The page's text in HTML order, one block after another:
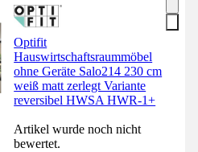
Optifit
Hauswirtschaftsraummöbel
ohne Geräte Salo214 230 cm
weiß matt zerlegt Variante
reversibel HWSA HWR-1+
Artikel wurde noch nicht
bewertet.